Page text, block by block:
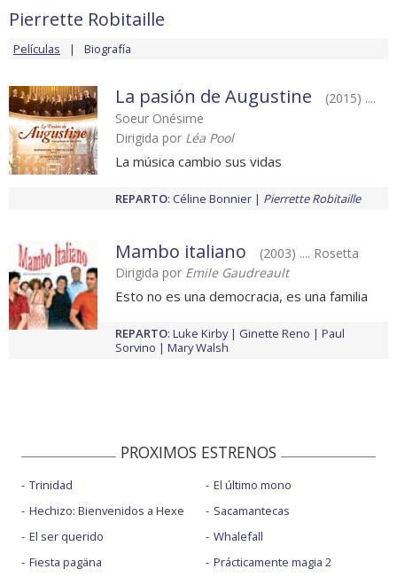
Pierrette Robitaille
Películas Biografía
La pasión de Augustine
(2015) ....
Soeur Onésime
Dirigida por Léa Pool
La música cambio sus vidas
REPARTO: Céline Bonnier Pierrette Robitaille
Mambo italiano
(2003) .... Rosetta
Dirigida por Emile Gaudreault
Esto no es una democracia, es una familia
REPARTO: Luke Kirby Ginette Reno
Paul
Sorvino
Mary Walsh
PROXIMOS ESTRENOS
Trinidad
Hechizo: Bienvenidos a Hexe
El ser querido
Fiesta pagäna
El último mono
Sacamantecas
Whalefall
Prácticamente magia 2